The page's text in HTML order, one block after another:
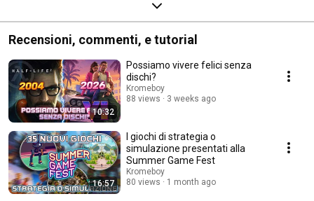
Recensioni, commenti, e tutorial
10:32
Possiamo vivere felici senza
dischi?
Kromeboy
88 views
3 weeks ago
16:57
I giochi di strategia o
simulazione presentati alla
Summer Game Fest
Kromeboy
80 views
1 month ago